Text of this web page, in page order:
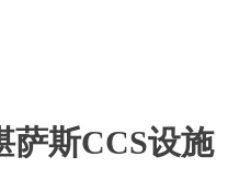
萨斯CCS设施